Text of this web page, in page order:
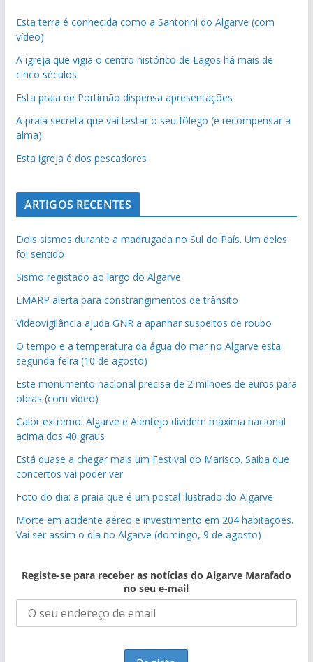
Esta terra é conhecida como a Santorini do Algarve (com
vídeo)
A igreja que vigia o centro histórico de Lagos há mais de
cinco séculos
Esta praia de Portimão dispensa apresentações
A praia secreta que vai testar o seu fôlego (e recompensar a
alma)
Esta igreja é dos pescadores
ARTIGOS RECENTES
Dois sismos durante a madrugada no Sul do País. Um deles
foi sentido
Sismo registado ao largo do Algarve
EMARP alerta para constrangimentos de trânsito
Videovigilância ajuda GNR a apanhar suspeitos de roubo
O tempo e a temperatura da água do mar no Algarve esta
segunda-feira (10 de agosto)
Este monumento nacional precisa de 2 milhões de euros para
obras (com vídeo)
Calor extremo: Algarve e Alentejo dividem máxima nacional
acima dos 40 graus
Está quase a chegar mais um Festival do Marisco. Saiba que
concertos vai poder ver
Foto do dia: a praia que é um postal ilustrado do Algarve
Morte em acidente aéreo e investimento em 204 habitações.
Vai ser assim o dia no Algarve (domingo, 9 de agosto)
Registe-se para receber as notícias do Algarve Marafado
no seu e-mail